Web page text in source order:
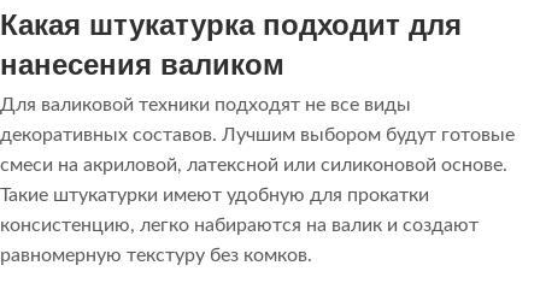
Какая штукатурка подходит для
нанесения валиком
Для валиковой техники подходят не все виды
декоративных составов. Лучшим выбором будут готовые
смеси на акриловой, латексной или силиконовой основе.
Такие штукатурки имеют удобную для прокатки
консистенцию, легко набираются на валик и создают
равномерную текстуру без комков.